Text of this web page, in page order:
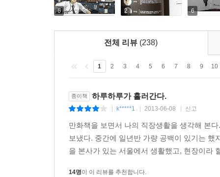
6 2 6
전체 리뷰 (238)
1 2 3 4 5 6 7 8 9 10
종이책 하루하루가 흘러간다.
k*****1 2013-06-08 신고
만화책을 보면서 나의 직장생활을 생각해 본
보냈다. 중간에 일년반 가량 공백이 있기는
을 본사가 있는 서울에서 생활했고, 현장이라
14명이 이 리뷰를 추천합니다.